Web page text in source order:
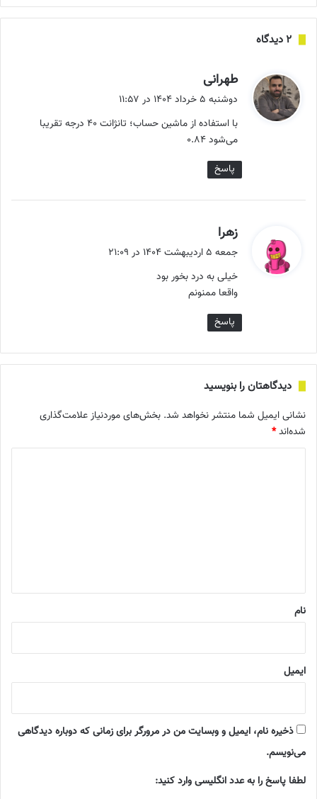
‫۲ دیدگاه
طهرانی
ف
:
دوشنبه ۵ خرداد ۱۴۰۴ در ۱۱:۵۷
با استفاده از ماشین حساب؛ تانژانت ۴۰ درجه تقریبا
می‌شود ۰.۸۴
پاسخ
زهرا
ف
:
جمعه ۵ اردیبهشت ۱۴۰۴ در ۲۱:۰۹
خیلی به درد بخور بود
واقعا ممنونم
پاسخ
دیدگاهتان را بنویسید
نشانی ایمیل شما منتشر نخواهد شد. بخش‌های موردنیاز علامت‌گذاری
شده‌اند*
نام
ایمیل
ذخیره نام، ایمیل و وبسایت من در مرورگر برای زمانی که دوباره دیدگاهی
می‌نویسم.
لطفا پاسخ را به عدد انگلیسی وارد کنید: